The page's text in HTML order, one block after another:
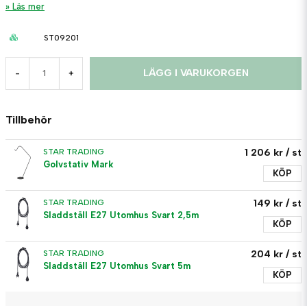
Läs mer
ST09201
- + LÄGG I VARUKORGEN
Tillbehör
STAR TRADING
Golvstativ Mark
1 206 kr / st
KÖP
STAR TRADING
Sladdställ E27 Utomhus Svart 2,5m
149 kr / st
KÖP
STAR TRADING
Sladdställ E27 Utomhus Svart 5m
204 kr / st
KÖP